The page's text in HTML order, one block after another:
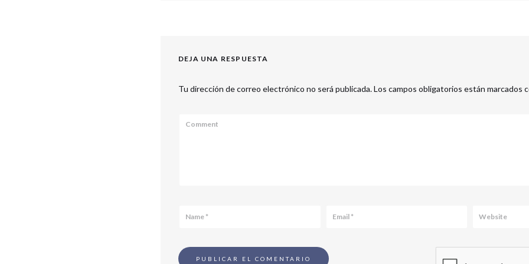
DEJA UNA RESPUESTA
Tu dirección de correo electrónico no será publicada.Los campos obligatorios están marcados